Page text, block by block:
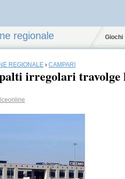
regionale Giochi
REGIONALE › CAMPARI
irregolari travolge